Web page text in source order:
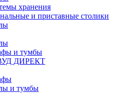
хранения
и приставные столики
и тумбы
ДИРЕКТ
и тумбы